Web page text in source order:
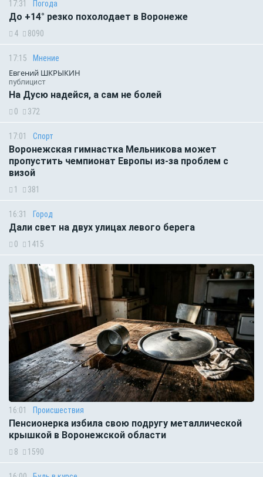
17:31 Погода
До +14° резко похолодает в Воронеже
4 8090
17:15 Мнение
Евгений ШКРЫКИН
публицист
На Дусю надейся, а сам не болей
0 372
17:01 Спорт
Воронежская гимнастка Мельникова может
пропустить чемпионат Европы из-за проблем с
визой
1 381
16:31 Город
Дали свет на двух улицах левого берега
0 1415
16:01 Происшествия
Пенсионерка избила свою подругу металлической
крышкой в Воронежской области
8 1590